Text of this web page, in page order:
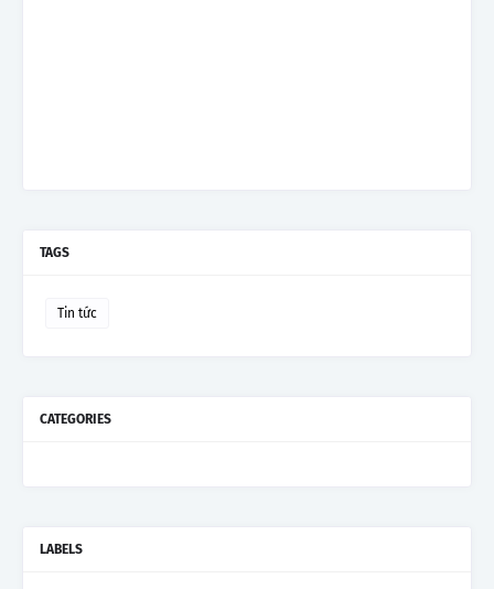
TAGS
Tin tức
CATEGORIES
LABELS